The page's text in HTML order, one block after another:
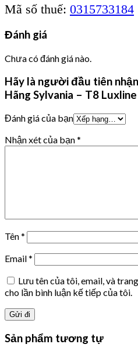
Mã số thuế: 0315733184
Đánh giá
Chưa có đánh giá nào.
Hãy là người đầu tiên
Hãng Sylvania – T8
Đánh giá của bạn
Nhận xét của bạn*
Tên*
Email*
Lưu tên của tôi, email, và
cho lần bình luận kế tiếp của tôi.
Sản phẩm tương tự